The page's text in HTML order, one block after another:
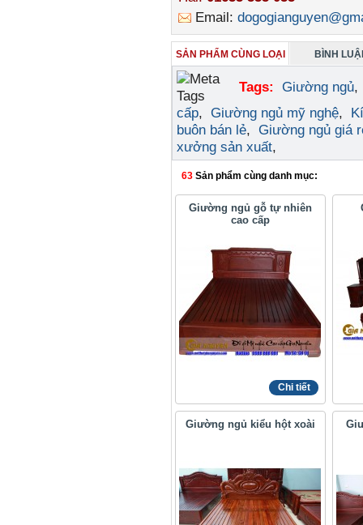
Email:
SẢN PHẨM CÙNG LOẠI BÌNH
Tags: Giường ngủ
cấp, Giường ngủ mỹ nghệ,
buôn bán lẻ, Giường ngủ giá
xưởng sản xuất,
63 Sản phẩm cùng danh mục:
Giường ngủ gỗ tự nhiên
cao cấp
Chi tiết
Giường ngủ kiểu hột xoài